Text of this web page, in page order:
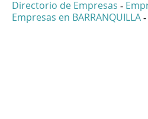
Directorio de Empresas -
Empresas en BARRANQUILLA -